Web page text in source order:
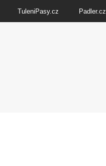
TuleniPasy.cz Padler.cz